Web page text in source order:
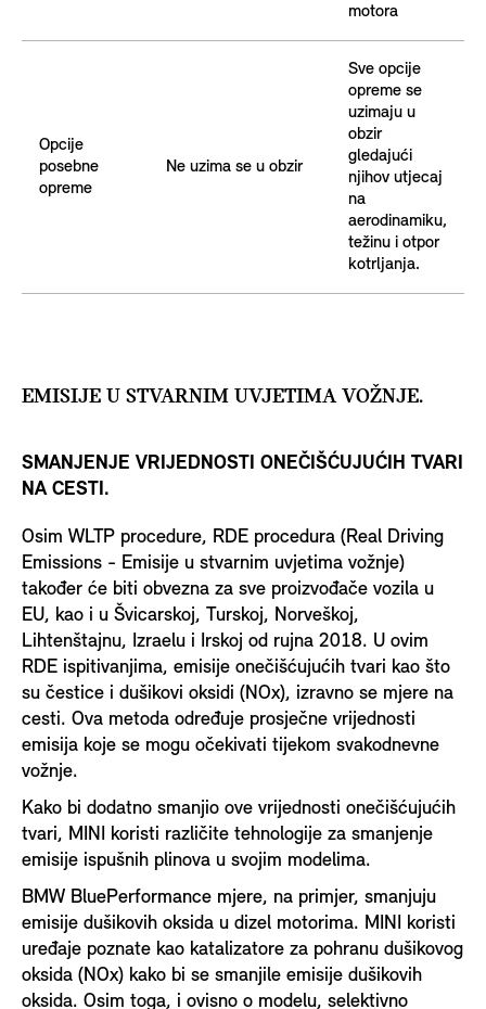
motora
Opcije
posebne
opreme
Ne uzima se u obzir
Sve opcije
opreme se
uzimaju u
obzir
gledajući
njihov utjecaj
na
aerodinamiku,
težinu i otpor
kotrljanja.
EMISIJE U STVARNIM UVJETIMA VOŽNJE.
SMANJENJE VRIJEDNOSTI ONEČIŠĆUJUĆIH TVARI
NA CESTI.
Osim WLTP procedure, RDE procedura (Real Driving
Emissions - Emisije u stvarnim uvjetima vožnje)
također će biti obvezna za sve proizvođače vozila u
EU, kao i u Švicarskoj, Turskoj, Norveškoj,
Lihtenštajnu, Izraelu i Irskoj od rujna 2018. U ovim
RDE ispitivanjima, emisije onečišćujućih tvari kao što
su čestice i dušikovi oksidi (NOx), izravno se mjere na
cesti. Ova metoda određuje prosječne vrijednosti
emisija koje se mogu očekivati tijekom svakodnevne
vožnje.
Kako bi dodatno smanjio ove vrijednosti onečišćujućih
tvari, MINI koristi različite tehnologije za smanjenje
emisije ispušnih plinova u svojim modelima.
BMW BluePerformance mjere, na primjer, smanjuju
emisije dušikovih oksida u dizel motorima. MINI koristi
uređaje poznate kao katalizatore za pohranu dušikovog
oksida (NOx) kako bi se smanjile emisije dušikovih
oksida. Osim toga, i ovisno o modelu, selektivno